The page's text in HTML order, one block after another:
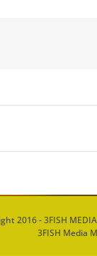
2016 - 3FISH
3FISH Media